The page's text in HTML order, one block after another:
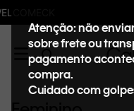
Atenção: não
sobre frete ou
pagamento
compra.
Cuidado com